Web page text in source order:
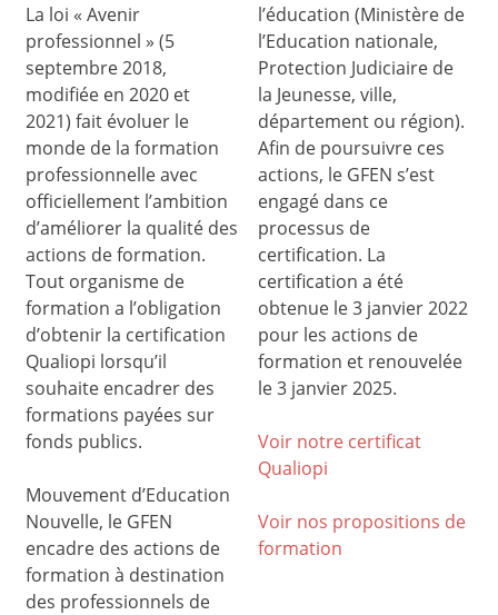
La loi « Avenir
professionnel » (5
septembre 2018,
modifiée en 2020 et
2021) fait évoluer le
monde de la formation
professionnelle avec
officiellement l’ambition
d’améliorer la qualité des
actions de formation.
Tout organisme de
formation a l’obligation
d’obtenir la certification
Qualiopi lorsqu’il
souhaite encadrer des
formations payées sur
fonds publics.
Mouvement d’Education
Nouvelle, le GFEN
encadre des actions de
formation à destination
des professionnels de
l’éducation (Ministère de
l’Education nationale,
Protection Judiciaire de
la Jeunesse, ville,
département ou région).
Afin de poursuivre ces
actions, le GFEN s’est
engagé dans ce
processus de
certification. La
certification a été
obtenue le 3 janvier 2022
pour les actions de
formation et renouvelée
le 3 janvier 2025.
Voir notre certificat
Qualiopi
Voir nos propositions de
formation